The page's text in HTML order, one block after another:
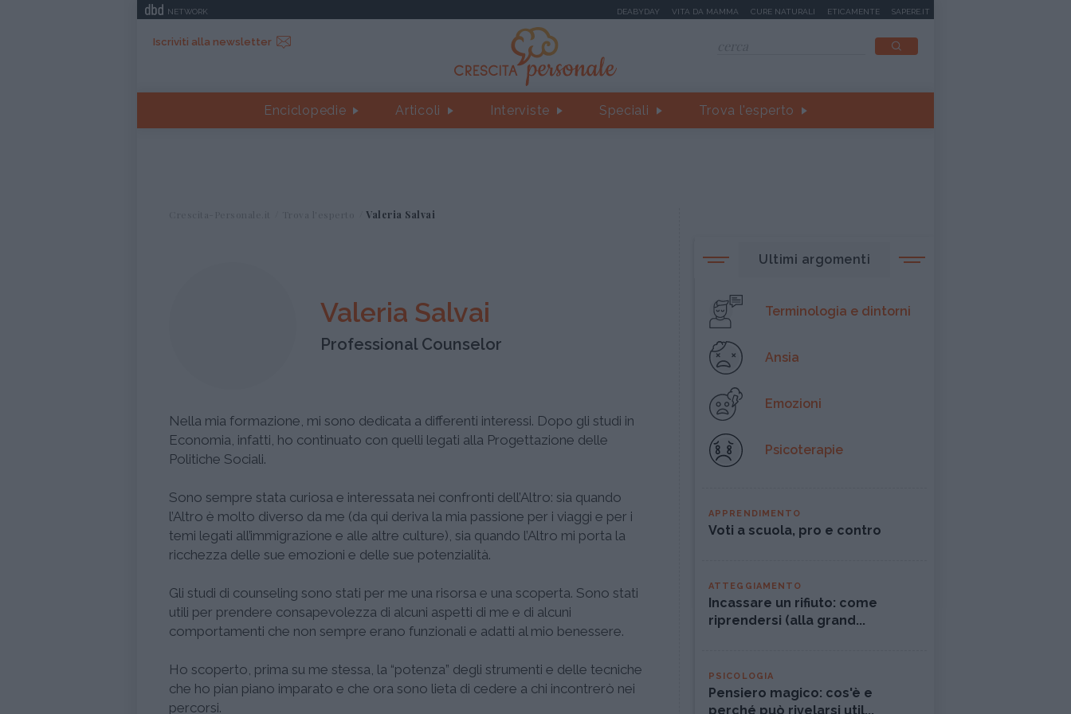
NETWORK DEABYDAY VITA DA MAMMA CURE NATURALI ETICAMENTE SAPERE.IT
Iscriviti alla newsletter
Enciclopedie Articoli Interviste Speciali Trova l'esperto
Valeria Salvai
Valeria Salvai
Professional Counselor
Nella mia formazione, mi sono dedicata a differenti interessi. Dopo gli studi in
Economia, infatti, ho continuato con quelli legati alla Progettazione delle
Politiche Sociali.
Sono sempre stata curiosa e interessata nei confronti dell’Altro: sia quando
l’Altro è molto diverso da me (da qui deriva la mia passione per i viaggi e per i
temi legati all’immigrazione e alle altre culture), sia quando l’Altro mi porta la
ricchezza delle sue emozioni e delle sue potenzialità.
Gli studi di counseling sono stati per me una risorsa e una scoperta. Sono stati
utili per prendere consapevolezza di alcuni aspetti di me e di alcuni
comportamenti che non sempre erano funzionali e adatti al mio benessere.
Ho scoperto, prima su me stessa, la “potenza” degli strumenti e delle tecniche
che ho pian piano imparato e che ora sono lieta di cedere a chi incontrerò nei
percorsi.
Ultimi argomenti
Terminologia e dintorni
Ansia
Emozioni
Psicoterapie
APPRENDIMENTO
Voti a scuola, pro e contro
ATTEGGIAMENTO
Incassare un rifiuto: come
riprendersi (alla grand...
PSICOLOGIA
Pensiero magico: cos'è e
perché può rivelarsi util...